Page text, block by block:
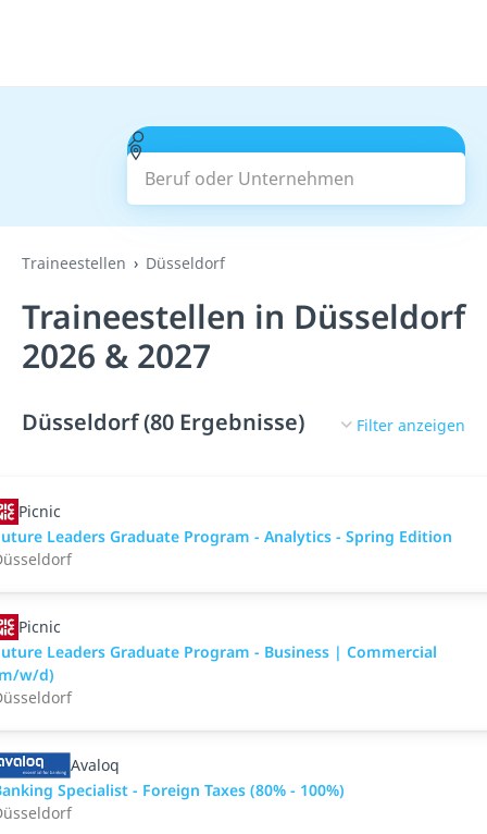
Beruf oder Unternehmen
Suchen
Traineestellen Düsseldorf
Traineestellen in Düsseldorf
2026 & 2027
Düsseldorf (80 Ergebnisse) Filter anzeigen
Picnic
Leaders Graduate Program - Analytics - Spring Edition
Picnic
Leaders Graduate Program - Business | Commercial
w/d)
Avaloq
Specialist - Foreign Taxes (80% - 100%)